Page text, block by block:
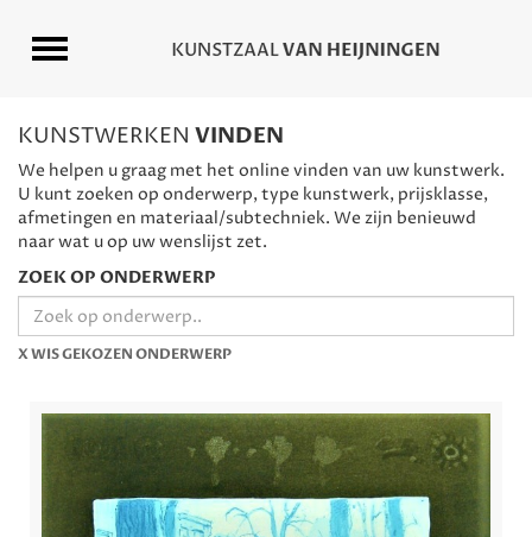
KUNSTWERKEN VINDEN
We helpen u graag met het online vinden van uw kunstwerk.
U kunt zoeken op onderwerp, type kunstwerk, prijsklasse,
afmetingen en materiaal/subtechniek. We zijn benieuwd
naar wat u op uw wenslijst zet.
ZOEK OP ONDERWERP
X WIS GEKOZEN ONDERWERP